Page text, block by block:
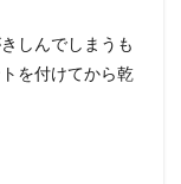
しんでしまうも
を付けてから乾